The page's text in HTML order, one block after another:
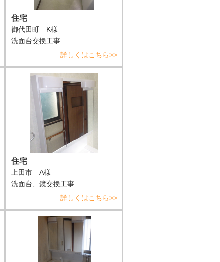
住宅
御代田町 K様
洗面台交換工事
詳しくはこちら>>
住宅
上田市 A様
洗面台、鏡交換工事
詳しくはこちら>>